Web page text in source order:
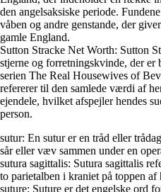
den angelsaksiske periode.
våben og andre genstande, der
gamle England.
Sutton Stracke Net Worth: Sutton
stjerne og forretningskvinde, der er
serien The Real Housewives of
refererer til den samlede værdi af
ejendele, hvilket afspejler hendes
person.
sutur: En sutur er en tråd eller
sår eller væv sammen under en
sutura sagittalis: Sutura sagittalis
to parietalben i kraniet på toppen af
suture: Suture er det engelske ord